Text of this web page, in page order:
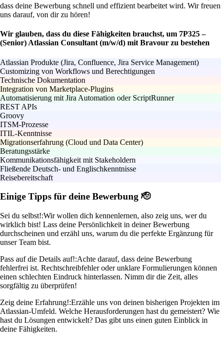
dass deine Bewerbung schnell und effizient bearbeitet wird. Wir freuen
uns darauf, von dir zu hören!
Wir glauben, dass du diese Fähigkeiten brauchst, um 7P325 –
(Senior) Atlassian Consultant (m/w/d) mit Bravour zu bestehen
Atlassian Produkte (Jira, Confluence, Jira Service Management)
Customizing von Workflows und Berechtigungen
Technische Dokumentation
Integration von Marketplace-Plugins
Automatisierung mit Jira Automation oder ScriptRunner
REST APIs
Groovy
ITSM-Prozesse
ITIL-Kenntnisse
Migrationserfahrung (Cloud und Data Center)
Beratungsstärke
Kommunikationsfähigkeit mit Stakeholdern
Fließende Deutsch- und Englischkenntnisse
Reisebereitschaft
Einige Tipps für deine Bewerbung 🫡
Sei du selbst!:Wir wollen dich kennenlernen, also zeig uns, wer du
wirklich bist! Lass deine Persönlichkeit in deiner Bewerbung
durchscheinen und erzähl uns, warum du die perfekte Ergänzung für
unser Team bist.
Pass auf die Details auf!:Achte darauf, dass deine Bewerbung
fehlerfrei ist. Rechtschreibfehler oder unklare Formulierungen können
einen schlechten Eindruck hinterlassen. Nimm dir die Zeit, alles
sorgfältig zu überprüfen!
Zeig deine Erfahrung!:Erzähle uns von deinen bisherigen Projekten im
Atlassian-Umfeld. Welche Herausforderungen hast du gemeistert? Wie
hast du Lösungen entwickelt? Das gibt uns einen guten Einblick in
deine Fähigkeiten.